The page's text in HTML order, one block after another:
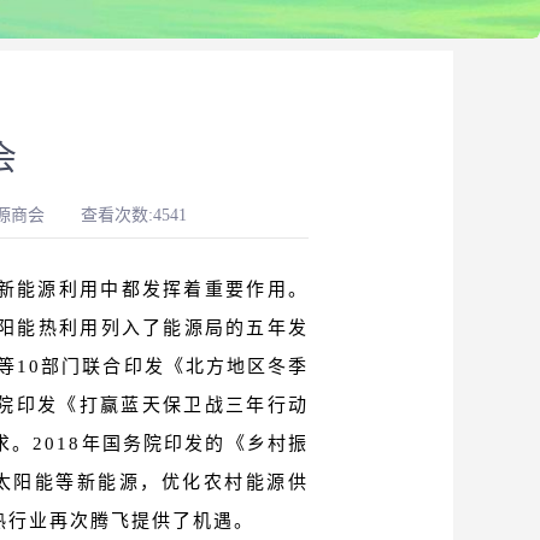
商会 查看次数:4541
能源利用中都发挥着重要作用。
能热利用列入了能源局的五年发
10部门联合印发《北方地区冬季
发《打赢蓝天保卫战三年行动
。2018年国务院印发的《乡村振
能等新能源，优化农村能源供
业再次腾飞提供了机遇。